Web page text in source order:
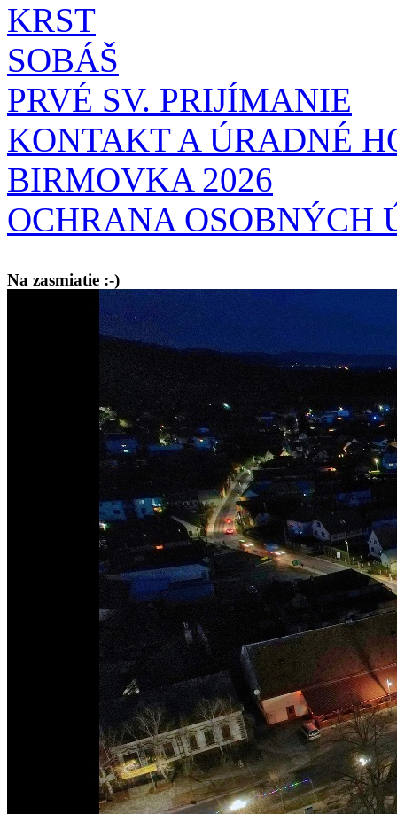
KRST
SOBÁŠ
PRVÉ SV. PRIJÍMANIE
KONTAKT A ÚRADNÉ
BIRMOVKA 2026
OCHRANA OSOBNÝCH
Na zasmiatie :-)
Malý chlapec sa modlí:
Pane Bože, ďakujem za otecka, za mamičku a prosím aj za Teba,
bez Teba počali?